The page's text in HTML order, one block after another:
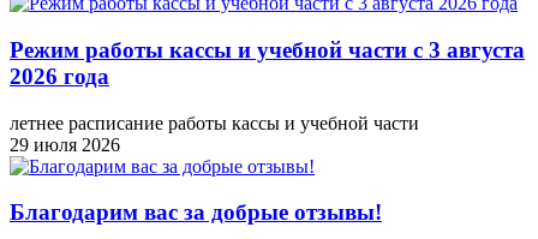
Режим работы кассы и учебной части с 3 августа
2026 года
летнее расписание работы кассы и учебной части
29 июля 2026
Благодарим вас за добрые отзывы!